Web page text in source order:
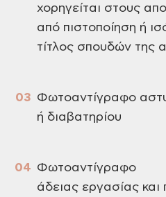
χορηγείται στους
από πιστοποίηση ή
τίτλος σπουδών της
Φωτοαντίγραφο
ή διαβατηρίου
Φωτοαντίγραφο
άδειας εργασίας